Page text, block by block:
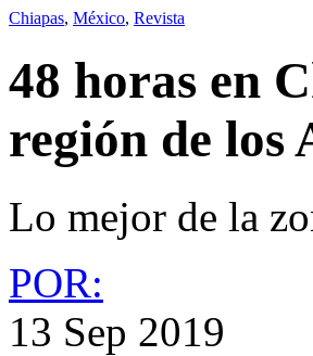
Chiapas, México, Revista
48 horas en
región de los
Lo mejor de la
POR:
13 Sep 2019